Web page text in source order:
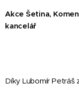
Akce Šetina,
kancelář
Díky Lubomír Petráš